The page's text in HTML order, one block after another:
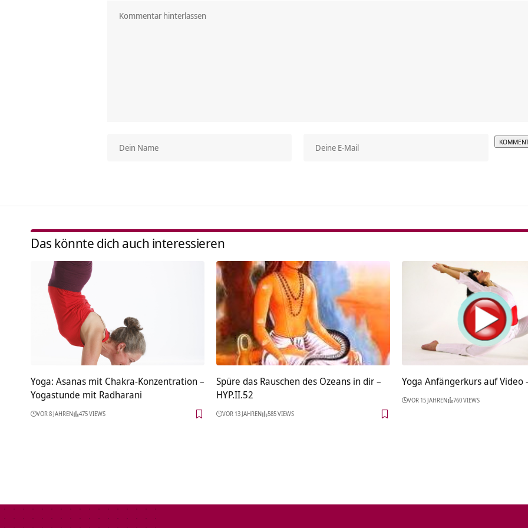
Das könnte dich auch interessieren
Yoga: Asanas mit Chakra-Konzentration –
Yogastunde mit Radharani
VOR 8 JAHREN 475 VIEWS
Spüre das Rauschen des Ozeans in dir –
HYP.II.52
VOR 13 JAHREN 585 VIEWS
Yoga Anfängerkurs auf Video
VOR 15 JAHREN 760 VIEWS